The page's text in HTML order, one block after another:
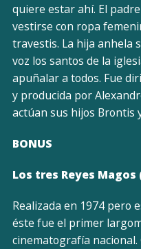
quiere estar ahí. El
vestirse con ropa
travestis. La hija anhela
voz los santos de la
apuñalar a todos. Fue
y producida por
actúan sus hijos Brontis
BONUS
Los tres Reyes Magos
Realizada en 1974 pero
éste fue el primer
cinematografía nacional.